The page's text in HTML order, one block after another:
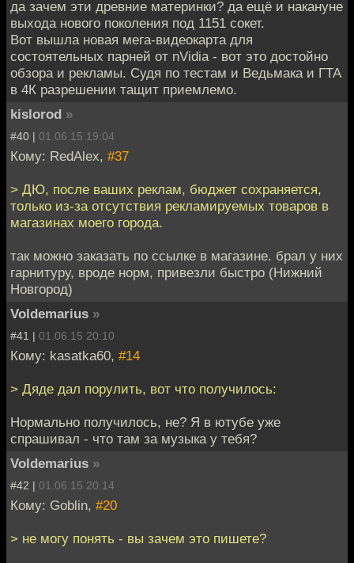
да зачем эти древние материнки? да ещё и накануне
выхода нового поколения под 1151 сокет.
Вот вышла новая мега-видеокарта для
состоятельных парней от nVidia - вот это достойно
обзора и рекламы. Судя по тестам и Ведьмака и ГТА
в 4К разрешении тащит приемлемо.
kislorod »
#40 | 01.06.15 19:04
Кому: RedAlex, #37
> ДЮ, после ваших реклам, бюджет сохраняется,
только из-за отсутствия рекламируемых товаров в
магазинах моего города.
так можно заказать по ссылке в магазине. брал у них
гарнитуру, вроде норм, привезли быстро (Нижний
Новгород)
Voldemarius »
#41 | 01.06.15 20:10
Кому: kasatka60, #14
> Дяде дал порулить, вот что получилось:
Нормально получилось, не? Я в ютубе уже
спрашивал - что там за музыка у тебя?
Voldemarius »
#42 | 01.06.15 20:14
Кому: Goblin, #20
> не могу понять - вы зачем это пишете?